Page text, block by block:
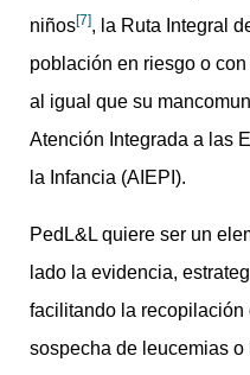
niños[7], la Ruta Integral
población en riesgo o
al igual que su
Atención Integrada a las
la Infancia (AIEPI).
PedL&L quiere ser un
lado la evidencia,
facilitando la recopilación
sospecha de leucemias o